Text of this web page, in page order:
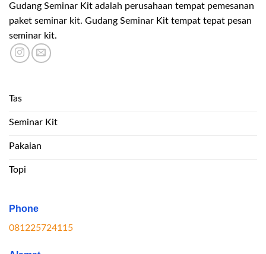
Gudang Seminar Kit adalah perusahaan tempat pemesanan
paket seminar kit. Gudang Seminar Kit tempat tepat pesan
seminar kit.
Tas
Seminar Kit
Pakaian
Topi
Phone
081225724115